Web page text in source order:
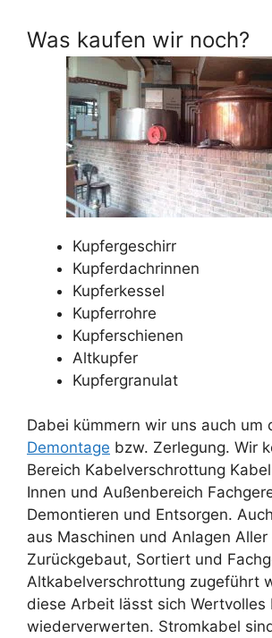
Was kaufen wir noch?
Kupfergeschirr
Kupferdachrinnen
Kupferkessel
Kupferrohre
Kupferschienen
Altkupfer
Kupfergranulat
Dabei kümmern wir uns auch um
Demontage bzw. Zerlegung. Wir
Bereich Kabelverschrottung
Innen und Außenbereich
Demontieren und Entsorgen.
aus Maschinen und Anlagen
Zurückgebaut, Sortiert und
Altkabelverschrottung zugeführt
diese Arbeit lässt sich Wertvolles
wiederverwerten. Stromkabel